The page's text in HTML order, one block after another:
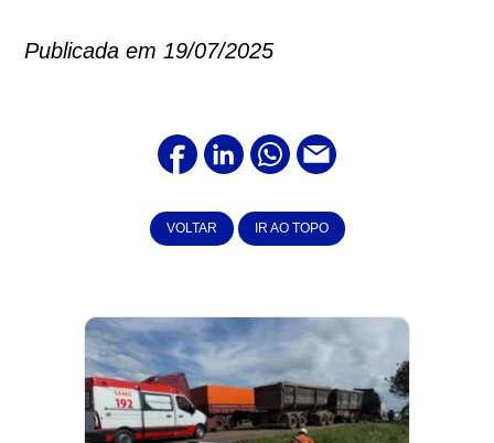
Publicada em 19/07/2025
VOLTAR IR AO TOPO